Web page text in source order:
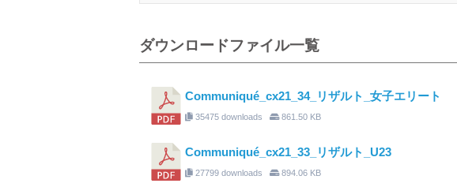
ダウンロードファイル一覧
Communiqué_cx21_34_リザルト_女子エリート
35475 downloads 861.50 KB
Communiqué_cx21_33_リザルト_U23
27799 downloads 894.06 KB